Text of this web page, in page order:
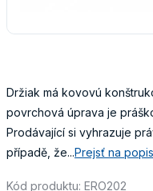
Držiak má kovovú
povrchová úprava je
Prodávající si vyhrazuje
případě, že...Prejsť na popis
Kód produktu: ERO202